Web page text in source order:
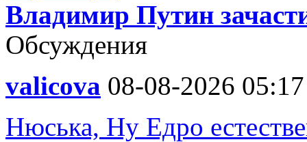
Владимир Путин
Обсуждения
valicova 08-08-2026 05:17
Нюська, Ну Едро